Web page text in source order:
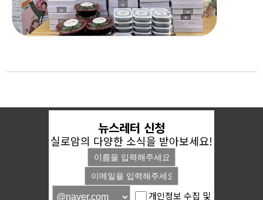
뉴스레터 신청
실로암의 다양한 소식을 받아보세요!
개인정보 수집 및